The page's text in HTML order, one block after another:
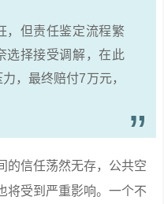
，但责任鉴定流程繁
选择接受调解，在此
，最终赔付7万元，
的信任荡然无存，公共空
将受到严重影响。一个不